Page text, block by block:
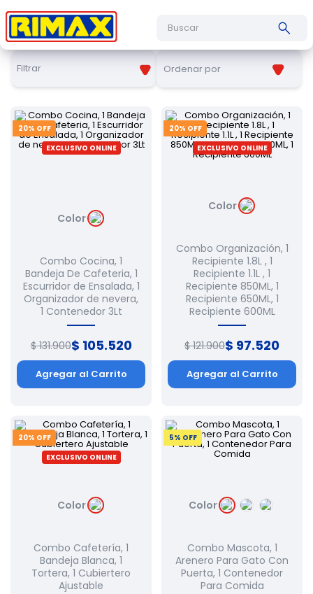
Filtrar Ordenar por
20% OFF
EXCLUSIVO ONLINE
Color
Combo Cocina, 1
Bandeja De Cafeteria, 1
Escurridor de Ensalada, 1
Organizador de nevera,
1 Contenedor 3Lt
$ 131.900$ 105.520
Agregar al Carrito
20% OFF
EXCLUSIVO ONLINE
Color
Combo Organización, 1
Recipiente 1.8L , 1
Recipiente 1.1L , 1
Recipiente 850ML, 1
Recipiente 650ML, 1
Recipiente 600ML
$ 121.900$ 97.520
Agregar al Carrito
20% OFF
EXCLUSIVO ONLINE
Color
Combo Cafetería, 1
Bandeja Blanca, 1
Tortera, 1 Cubiertero
Ajustable
5% OFF
Color
Combo Mascota, 1
Arenero Para Gato Con
Puerta, 1 Contenedor
Para Comida